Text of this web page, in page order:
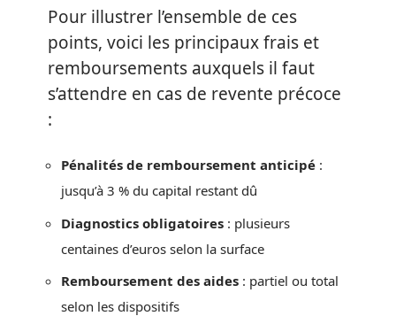
Pour illustrer l’ensemble de ces
points, voici les principaux frais et
remboursements auxquels il faut
s’attendre en cas de revente précoce
:
Pénalités de remboursement anticipé :
jusqu’à 3 % du capital restant dû
Diagnostics obligatoires : plusieurs
centaines d’euros selon la surface
Remboursement des aides : partiel ou total
selon les dispositifs